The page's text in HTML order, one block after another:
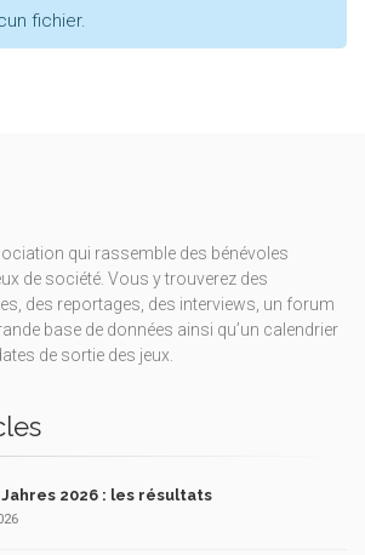
fichier.
qui rassemble des bénévoles
de société. Vous y trouverez des
des reportages, des interviews, un forum
base de données ainsi qu’un calendrier
de sortie des jeux.
2026 : les résultats